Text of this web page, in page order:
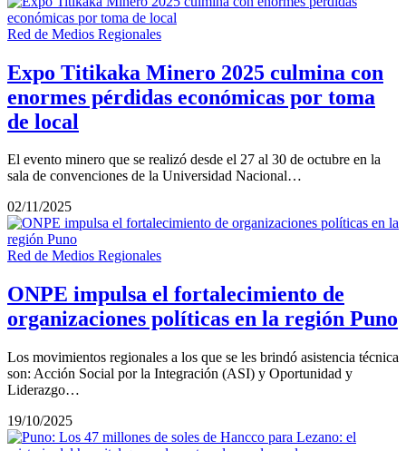
Red de Medios Regionales
Expo Titikaka Minero 2025 culmina con
enormes pérdidas económicas por toma
de local
El evento minero que se realizó desde el 27 al 30 de octubre en la
sala de convenciones de la Universidad Nacional…
02/11/2025
Red de Medios Regionales
ONPE impulsa el fortalecimiento de
organizaciones políticas en la región Puno
Los movimientos regionales a los que se les brindó asistencia técnica
son: Acción Social por la Integración (ASI) y Oportunidad y
Liderazgo…
19/10/2025